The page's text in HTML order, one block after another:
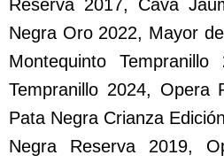
Reserva 2017, Cava
Negra Oro 2022, Mayor
Montequinto
Tempranillo 2024, Opera
Pata Negra Crianza
Negra Reserva 2019,